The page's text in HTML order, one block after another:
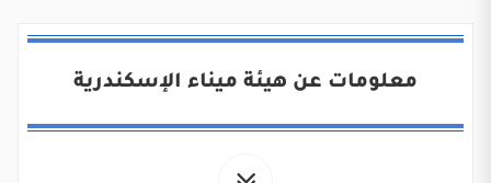
معلومات عن هيئة ميناء الإسكندرية